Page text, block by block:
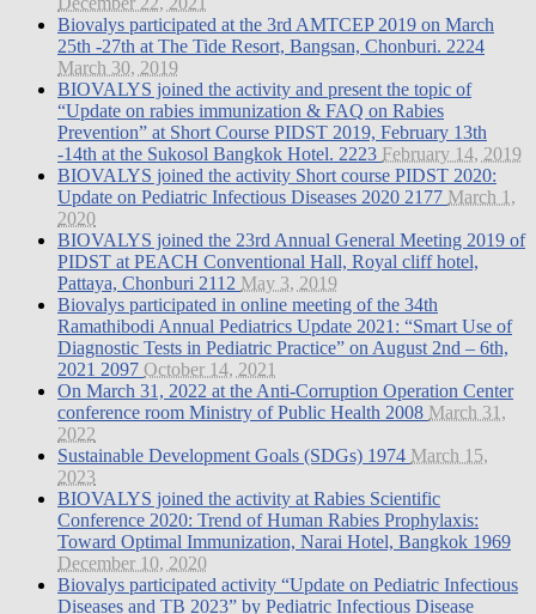
Biovalys participated at the 3rd AMTCEP 2019 on March
25th -27th at The Tide Resort, Bangsan, Chonburi. 2224
March 30, 2019
BIOVALYS joined the activity and present the topic of
“Update on rabies immunization & FAQ on Rabies
Prevention” at Short Course PIDST 2019, February 13th
-14th at the Sukosol Bangkok Hotel. 2223 February 14, 2019
BIOVALYS joined the activity Short course PIDST 2020:
Update on Pediatric Infectious Diseases 2020 2177 March 1,
2020
BIOVALYS joined the 23rd Annual General Meeting 2019 of
PIDST at PEACH Conventional Hall, Royal cliff hotel,
Pattaya, Chonburi 2112 May 3, 2019
Biovalys participated in online meeting of the 34th
Ramathibodi Annual Pediatrics Update 2021: “Smart Use of
Diagnostic Tests in Pediatric Practice” on August 2nd – 6th,
2021 2097 October 14, 2021
On March 31, 2022 at the Anti-Corruption Operation Center
conference room Ministry of Public Health 2008 March 31,
2022
Sustainable Development Goals (SDGs) 1974 March 15,
2023
BIOVALYS joined the activity at Rabies Scientific
Conference 2020: Trend of Human Rabies Prophylaxis:
Toward Optimal Immunization, Narai Hotel, Bangkok 1969
December 10, 2020
Biovalys participated activity “Update on Pediatric Infectious
Diseases and TB 2023” by Pediatric Infectious Disease